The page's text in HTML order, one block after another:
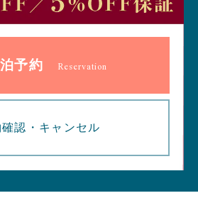
予約 Reservation
認・ キャンセル